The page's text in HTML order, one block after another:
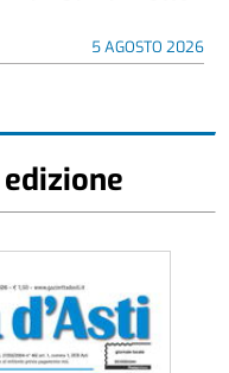
5 AGOSTO 2026